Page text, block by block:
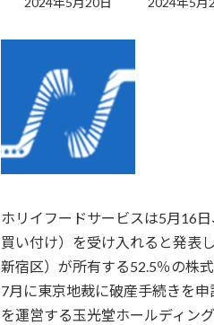
ホリイフードサービスは5月16
買い付け）を受け入れると発表
新宿区）が所有する52.5％の株
7月に東京地裁に破産手続きを
を運営する玉光堂ホールディン